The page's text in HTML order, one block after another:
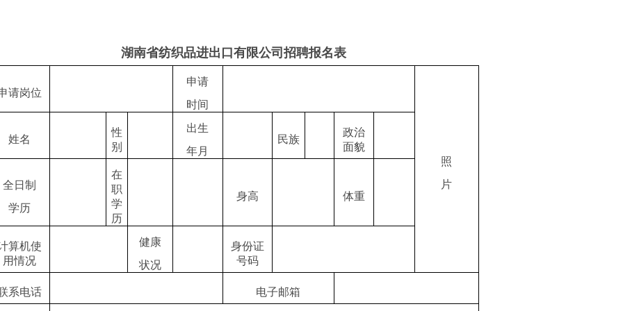
湖南省纺织品进出口有限公司招聘报名表
请岗位
申请
时间
照
片
姓名
性
别
出生
年月
民族
政治
面貌
全日制
学历
在
职
学
历
身高 体重
算机使
用情况
健康
状况
身份证
号码
系电话 电子邮箱